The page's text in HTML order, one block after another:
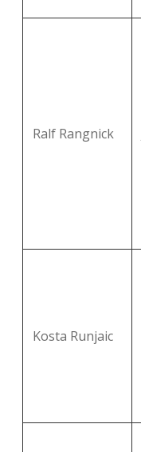
Ralf Rangnick
Kosta Runjaic